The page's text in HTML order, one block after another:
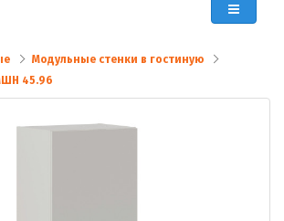
Модульные стенки в гостиную
45.96